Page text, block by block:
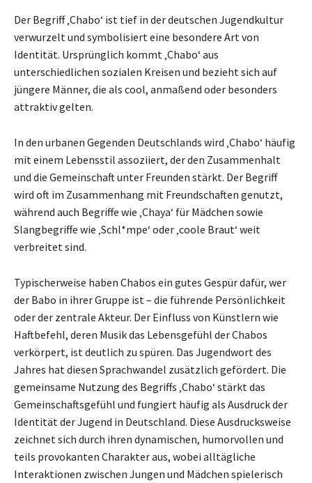
Der Begriff ‚Chabo‘ ist tief in der deutschen Jugendkultur
verwurzelt und symbolisiert eine besondere Art von
Identität. Ursprünglich kommt ‚Chabo‘ aus
unterschiedlichen sozialen Kreisen und bezieht sich auf
jüngere Männer, die als cool, anmaßend oder besonders
attraktiv gelten.
In den urbanen Gegenden Deutschlands wird ‚Chabo‘ häufig
mit einem Lebensstil assoziiert, der den Zusammenhalt
und die Gemeinschaft unter Freunden stärkt. Der Begriff
wird oft im Zusammenhang mit Freundschaften genutzt,
während auch Begriffe wie ‚Chaya‘ für Mädchen sowie
Slangbegriffe wie ‚Schl*mpe‘ oder ‚coole Braut‘ weit
verbreitet sind.
Typischerweise haben Chabos ein gutes Gespür dafür, wer
der Babo in ihrer Gruppe ist – die führende Persönlichkeit
oder der zentrale Akteur. Der Einfluss von Künstlern wie
Haftbefehl, deren Musik das Lebensgefühl der Chabos
verkörpert, ist deutlich zu spüren. Das Jugendwort des
Jahres hat diesen Sprachwandel zusätzlich gefördert. Die
gemeinsame Nutzung des Begriffs ‚Chabo‘ stärkt das
Gemeinschaftsgefühl und fungiert häufig als Ausdruck der
Identität der Jugend in Deutschland. Diese Ausdrucksweise
zeichnet sich durch ihren dynamischen, humorvollen und
teils provokanten Charakter aus, wobei alltägliche
Interaktionen zwischen Jungen und Mädchen spielerisch